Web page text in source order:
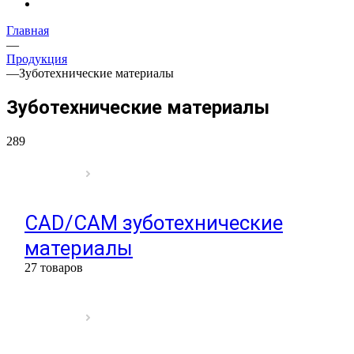
Главная
—
Продукция
—Зуботехнические материалы
Зуботехнические материалы
289
CAD/CAM зуботехнические
материалы
27 товаров